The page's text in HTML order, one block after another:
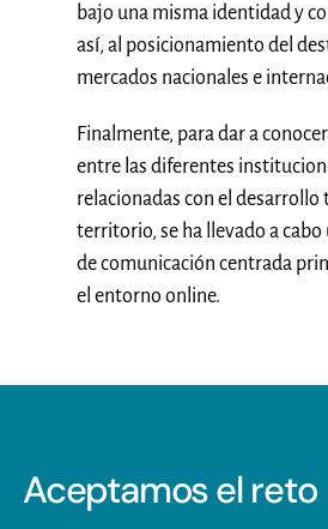
bajo una misma identidad y
así, al posicionamiento del
mercados nacionales e
Finalmente, para dar a
entre las diferentes
relacionadas con el desarrollo
territorio, se ha llevado a cabo
de comunicación centrada
el entorno online.
Aceptamos el reto